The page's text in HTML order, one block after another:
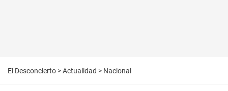
El Desconcierto >Actualidad > Nacional